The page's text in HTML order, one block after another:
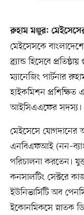
রুহাম মঞ্জুর:
মেইসেসকে
ব্র্যান্ড হিসেবে
ম্যানেজিং পার্টনার
হাইকমিশন
আইসিএএফের সদস্য।
মেইসেসে যোগদানের
এনবিএফআই
পরিচালনা করতেন।
কনসালটিং সেক্টরে
ইউনিভার্সিটি অব
ইকোনমিকসে স্নাতক